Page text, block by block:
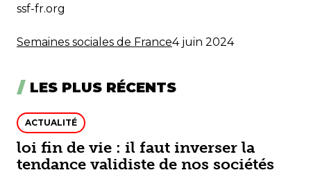
ssf-fr.org
Semaines sociales de France4 juin 2024
LES PLUS RÉCENTS
ACTUALITÉ
loi fin de vie : il faut inverser la
tendance validiste de nos sociétés